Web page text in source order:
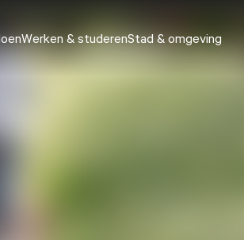
Werken & studerenStad & omgeving